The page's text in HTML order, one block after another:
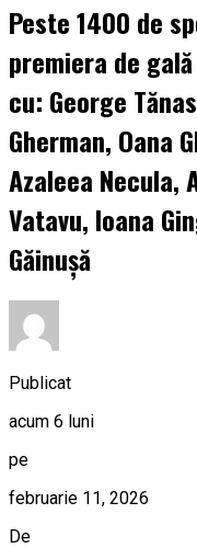
Peste 1400 de
premiera de gală
cu: George
Gherman, Oana
Azaleea Necula,
Vatavu, Ioana
Găinușă
Publicat
acum 6 luni
pe
februarie 11, 2026
De